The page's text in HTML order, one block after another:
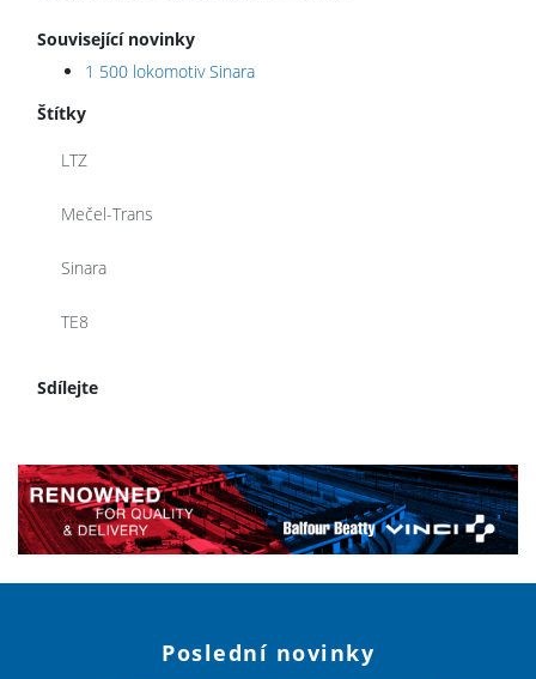
Související novinky
1 500 lokomotiv Sinara
Štítky
LTZ
Mečel-Trans
Sinara
TE8
Sdílejte
Poslední novinky